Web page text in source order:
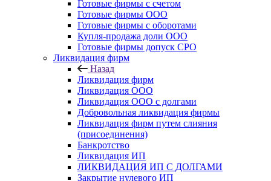
Готовые фирмы с счетом
Готовые фирмы OOO
Готовые фирмы с оборотами
Купля-продажа доли ООО
Готовые фирмы допуск СРО
Ликвидация фирм
Назад
Ликвидация фирм
Ликвидация ООО
Ликвидация ООО с долгами
Добровольная ликвидация фирмы
Ликвидация фирм путем слияния
(присоединения)
Банкротство
Ликвидация ИП
ЛИКВИДАЦИЯ ИП С ДОЛГАМИ
Закрытие нулевого ИП